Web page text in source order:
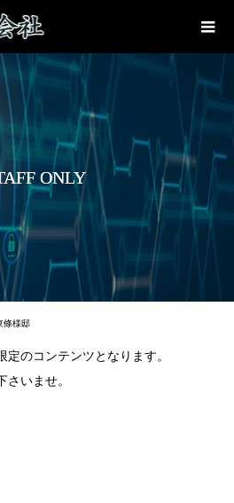
ONLY
條様邸
のコンテンツとなります。
いませ。